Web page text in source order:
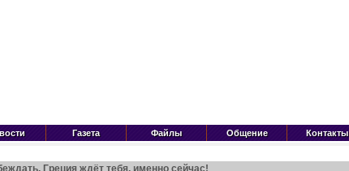
Газета Файлы Общение Контакты
Греция ждёт тебя, именно сейчас!